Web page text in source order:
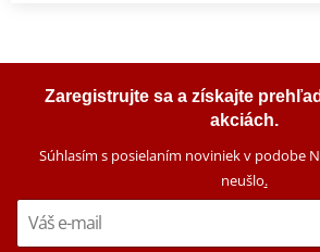
Zaregistrujte sa a získajte
akciách.
Súhlasím s posielaním noviniek v podobe
neušlo.